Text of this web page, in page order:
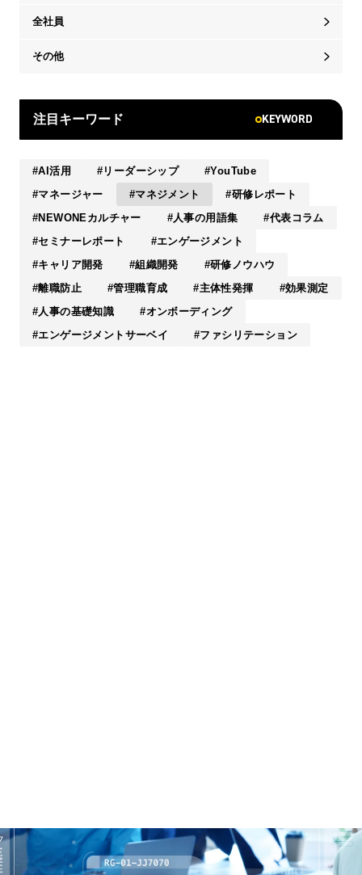
全社員
その他
注目キーワード KEYWORD
AI活用 リーダーシップ
YouTube
マネージャー
マネジメント
研修レポート
NEWONEカルチャー
人事の用語集
代表コラム
セミナーレポート
エンゲージメント
キャリア開発
組織開発
研修ノウハウ
離職防止
管理職育成 主体性発揮
効果測定
人事の基礎知識
オンボーディング
エンゲージメントサーベイ
ファシリテーション